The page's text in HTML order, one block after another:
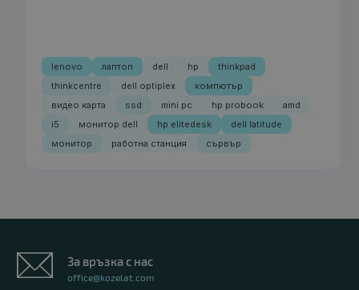
lenovo лаптоп dell hp
thinkpad
thinkcentre
dell optiplex
компютър
видео карта
ssd mini pc hp probook
amd
i5
монитор dell hp elitedesk
dell latitude
монитор
работна станция сървър
За връзка с нас
office@kozelat.com